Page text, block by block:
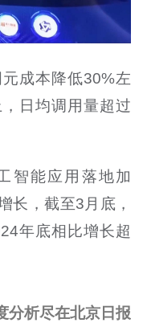
成本降低30%左
日均调用量超过
智能应用落地加
长，截至3月底，
年底相比增长超
分析尽在北京日报